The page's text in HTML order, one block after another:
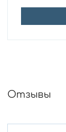
Отзывы